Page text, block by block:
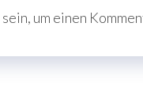
sein, um einen